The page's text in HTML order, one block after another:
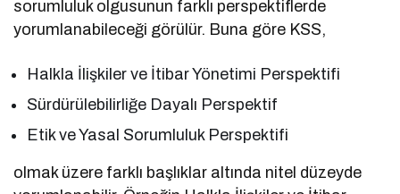
sorumluluk olgusunun farklı perspektiflerde
yorumlanabileceği görülür. Buna göre KSS,
Halkla İlişkiler ve İtibar Yönetimi Perspektifi
Sürdürülebilirliğe Dayalı Perspektif
Etik ve Yasal Sorumluluk Perspektifi
olmak üzere farklı başlıklar altında nitel düzeyde